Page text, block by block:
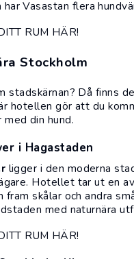
Vasastan flera
RUM HÄR!
Stockholm
stadskärnan? Då finns
hotellen gör att du
din hund.
i Hagastaden
ligger i den moderna
Hotellet tar ut en
skålar och andra
med naturnära
RUM HÄR!